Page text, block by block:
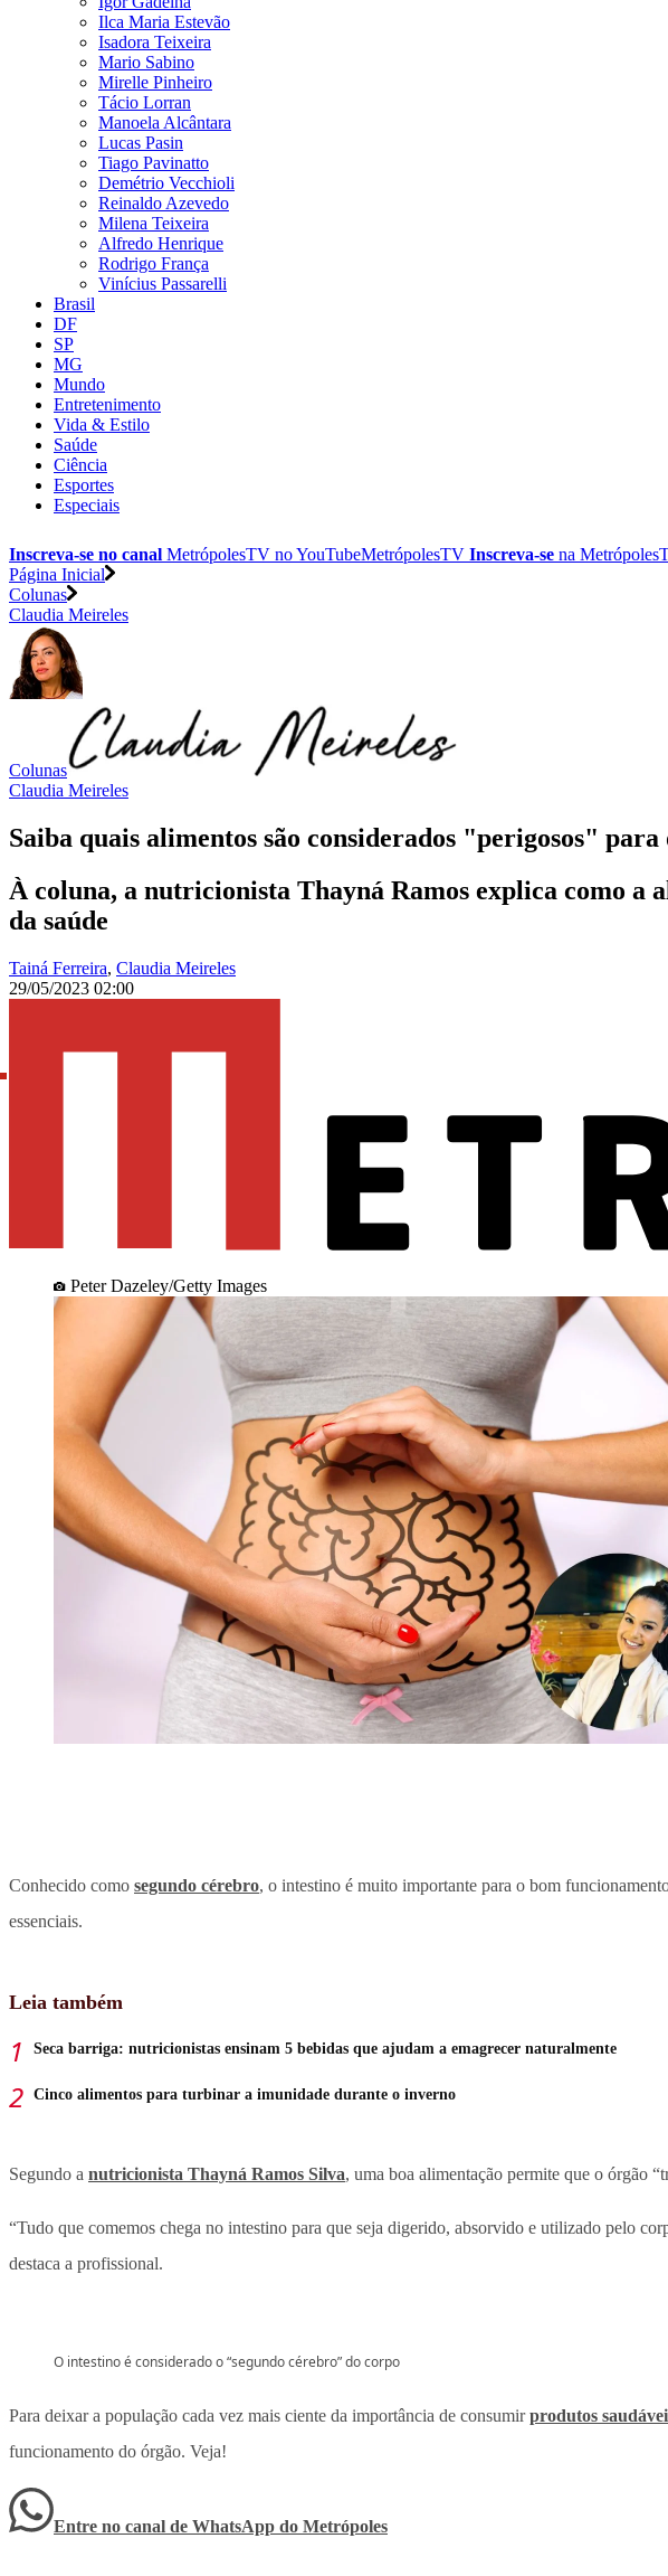
Ilca Maria Estevão
Isadora Teixeira
Mario Sabino
Mirelle Pinheiro
Tácio Lorran
Manoela Alcântara
Lucas Pasin
Tiago Pavinatto
Demétrio Vecchioli
Reinaldo Azevedo
Milena Teixeira
Alfredo Henrique
Rodrigo França
Vinícius Passarelli
Brasil
DF
SP
MG
Mundo
Entretenimento
Vida & Estilo
Saúde
Ciência
Esportes
Especiais
Inscreva-se no canal MetrópolesTV noYouTubeMetrópolesTV Inscreva-se na
Página Inicial
Colunas
Claudia Meireles
Colunas
Claudia Meireles
Saiba quais alimentos são considerados "perigosos" para
À coluna, a nutricionista Thayná Ramos explica como a
da saúde
Tainá Ferreira, Claudia Meireles
29/05/2023 02:00
Peter Dazeley/Getty Images
Conhecido como segundo cérebro, o intestino é muito importante para o bom
essenciais.
Leia também
Seca barriga: nutricionistas ensinam 5 bebidas que ajudam a emagrecer naturalmente
Cinco alimentos para turbinar a imunidade durante o inverno
Segundo a nutricionista Thayná Ramos Silva, uma boa alimentação permite que o órgão
“Tudo que comemos chega no intestino para que seja digerido, absorvido e utilizado pelo
destaca a profissional.
O intestino é considerado o “segundo cérebro” do corpo
Para deixar a população cada vez mais ciente da importância de consumirprodutos
funcionamento do órgão. Veja!
Entre no canal de WhatsApp do Metrópoles